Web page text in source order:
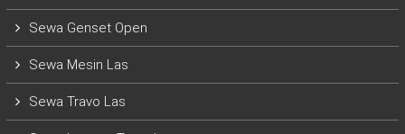
Sewa Genset Open
Sewa Mesin Las
Sewa Travo Las